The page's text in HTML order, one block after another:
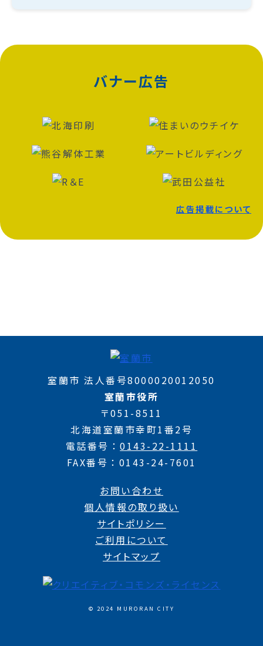
バナー広告
広告掲載について
室蘭市 法人番号8000020012050
室蘭市役所
〒051-8511
北海道室蘭市幸町1番2号
電話番号
0143-22-1111
FAX番号
0143-24-7601
お問い合わせ
個人情報の取り扱い
サイトポリシー
ご利用について
サイトマップ
© 2024 MURORAN CITY